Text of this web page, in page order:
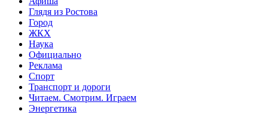
Глядя из Ростова
Город
ЖКХ
Наука
Официально
Реклама
Спорт
Транспорт и дороги
Читаем. Смотрим. Играем
Энергетика